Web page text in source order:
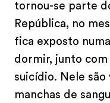
tornou-se parte
República, no
fica exposto
dormir, junto com
suicídio. Nele
manchas de